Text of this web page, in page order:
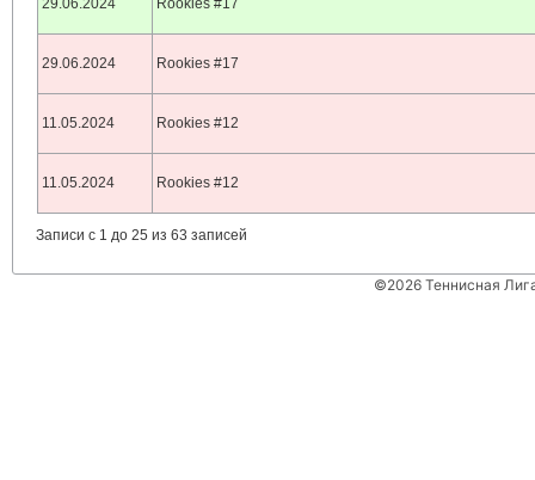
29.06.2024 Rookies #17
29.06.2024 Rookies #17
11.05.2024 Rookies #12
11.05.2024 Rookies #12
Записи с 1 до 25 из 63 записей
©2026 Теннисная